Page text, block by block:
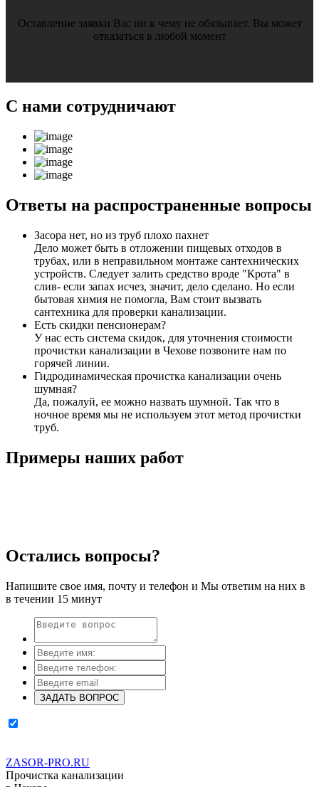
Оставление заявки Вас ни к чему не обязывает. Вы может
отказаться в любой момент
С нами сотрудничают
Ответы на распространенные вопросы
Засора нет, но из труб плохо пахнет
Дело может быть в отложении пищевых отходов в
трубах, или в неправильном монтаже сантехнических
устройств. Следует залить средство вроде "Крота" в
слив- если запах исчез, значит, дело сделано. Но если
бытовая химия не помогла, Вам стоит вызвать
сантехника для проверки канализации.
Есть скидки пенсионерам?
У нас есть система скидок, для уточнения стоимости
прочистки канализации в Чехове позвоните нам по
горячей линии.
Гидродинамическая прочистка канализации очень
шумная?
Да, пожалуй, ее можно назвать шумной. Так что в
ночное время мы не используем этот метод прочистки
труб.
Примеры наших работ
Остались вопросы?
Напишите свое имя, почту и телефон и Мы ответим на них в
в течении 15 минут
ЗАДАТЬ ВОПРОС
ZASOR-PRO.RU
Прочистка канализации